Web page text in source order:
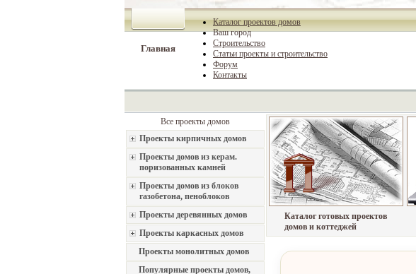
Главная
Каталог проектов домов
Ваш город
Строительство
Статьи проекты и строительство
Форум
Контакты
Все проекты домов
Проекты кирпичных домов
Проекты домов из керам.
поризованных камней
Проекты домов из блоков
газобетона, пеноблоков
Проекты деревянных домов
Проекты каркасных домов
Проекты монолитных домов
Популярные проекты домов,
Каталог готовых проектов
домов и коттеджей